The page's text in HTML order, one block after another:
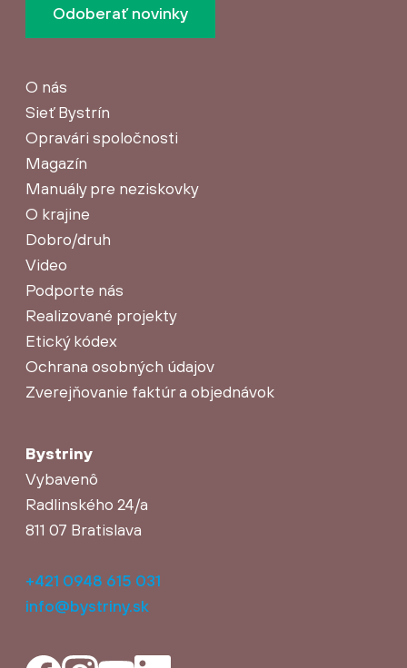
O nás
Sieť Bystrín
Opravári spoločnosti
Magazín
Manuály pre neziskovky
O krajine
Dobro/druh
Video
Podporte nás
Realizované projekty
Etický kódex
Ochrana osobných údajov
Zverejňovanie faktúr a objednávok
Bystriny
Vybavenô
Radlinského 24/a
811 07 Bratislava
+421 0948 615 031
info@bystriny.sk
Odoberať novinky